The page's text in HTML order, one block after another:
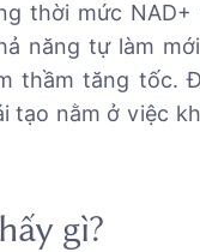
thời mức
năng tự làm
thầm tăng tốc.
nằm ở việc
gì?